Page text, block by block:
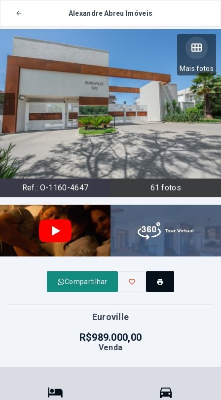
Alexandre Abreu Imóveis
Mais fotos
Ref.: O-1160-4647 61 fotos
Compartilhar
Euroville
R$989.000,00
Venda